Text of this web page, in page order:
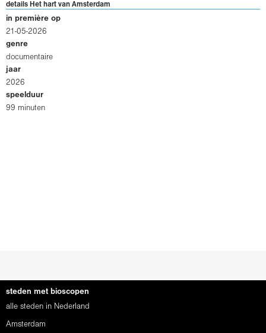
details Het hart van Amsterdam
in première op
21-05-2026
genre
documentaire
jaar
2026
speelduur
99 minuten
steden met bioscopen
alle steden in Nederland
Amsterdam